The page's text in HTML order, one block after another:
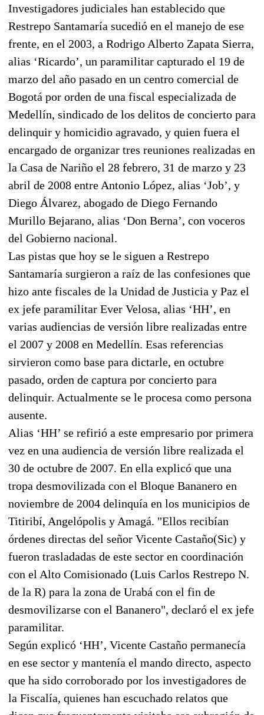
Investigadores judiciales han establecido que
Restrepo Santamaría sucedió en el manejo de ese
frente, en el 2003, a Rodrigo Alberto Zapata Sierra,
alias ‘Ricardo’, un paramilitar capturado el 19 de
marzo del año pasado en un centro comercial de
Bogotá por orden de una fiscal especializada de
Medellín, sindicado de los delitos de concierto para
delinquir y homicidio agravado, y quien fuera el
encargado de organizar tres reuniones realizadas en
la Casa de Nariño el 28 febrero, 31 de marzo y 23
abril de 2008 entre Antonio López, alias ‘Job’, y
Diego Álvarez, abogado de Diego Fernando
Murillo Bejarano, alias ‘Don Berna’, con voceros
del Gobierno nacional.
Las pistas que hoy se le siguen a Restrepo
Santamaría surgieron a raíz de las confesiones que
hizo ante fiscales de la Unidad de Justicia y Paz el
ex jefe paramilitar Ever Velosa, alias ‘HH’, en
varias audiencias de versión libre realizadas entre
el 2007 y 2008 en Medellín. Esas referencias
sirvieron como base para dictarle, en octubre
pasado, orden de captura por concierto para
delinquir. Actualmente se le procesa como persona
ausente.
Alias ‘HH’ se refirió a este empresario por primera
vez en una audiencia de versión libre realizada el
30 de octubre de 2007. En ella explicó que una
tropa desmovilizada con el Bloque Bananero en
noviembre de 2004 delinquía en los municipios de
Titiribí, Angelópolis y Amagá. "Ellos recibían
órdenes directas del señor Vicente Castaño(Sic) y
fueron trasladadas de este sector en coordinación
con el Alto Comisionado (Luis Carlos Restrepo N.
de la R) para la zona de Urabá con el fin de
desmovilizarse con el Bananero", declaró el ex jefe
paramilitar.
Según explicó ‘HH’, Vicente Castaño permanecía
en ese sector y mantenía el mando directo, aspecto
que ha sido corroborado por los investigadores de
la Fiscalía, quienes han escuchado relatos que